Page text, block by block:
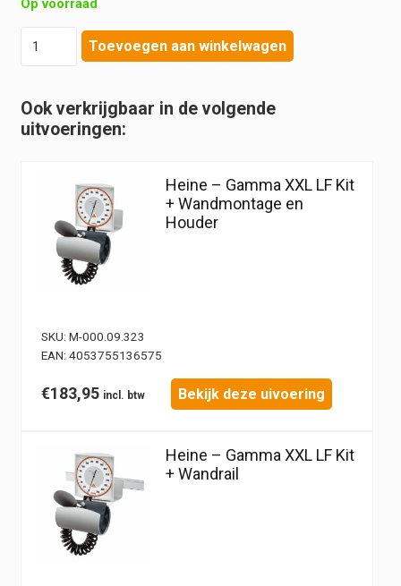
LF
Kit
standaard
Toevoegen aan winkelwagen
Ook verkrijgbaar in de volgende
uitvoeringen:
Heine – Gamma XXL LF Kit
+ Wandmontage en
Houder
SKU: M-000.09.323
EAN: 4053755136575
€183,95 Bekijk deze uivoering
Heine – Gamma XXL LF Kit
+ Wandrail